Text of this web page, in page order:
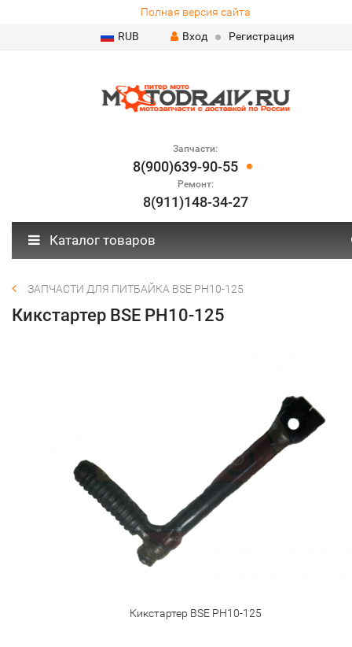
Полная версия сайта
RUB
Вход Регистрация
Запчасти:
8(900)639-90-55
Ремонт:
8(911)148-34-27
Каталог товаров
ЗАПЧАСТИ ДЛЯ ПИТБАЙКА BSE PH10-125
Кикстартер BSE PH10-125
Кикстартер BSE PH10-125